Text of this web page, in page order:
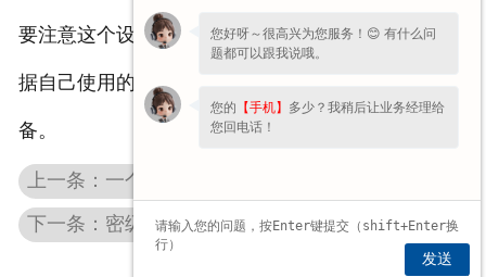
要注意这个设备有着不同的类型，所以我们是可以根
据自己使用的场合来选的，不要选择到不合适的设
备。
上一条：一个人操作的液压平台更适合我们使用
下一条：密级电磁吸盘中的线路出现问题造成的影响
您好呀～很高兴为您服务！😊 有什么问
题都可以跟我说哦。
您的 【手机】 多少？我稍后让业务经理给
您回电话！
发送